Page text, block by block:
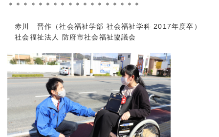
＊＊＊＊＊＊＊＊＊＊＊＊＊＊＊＊＊＊
赤川 晋作（社会福祉学部 社会福祉学科 2017年度卒）
社会福祉法人 防府市社会福祉協議会